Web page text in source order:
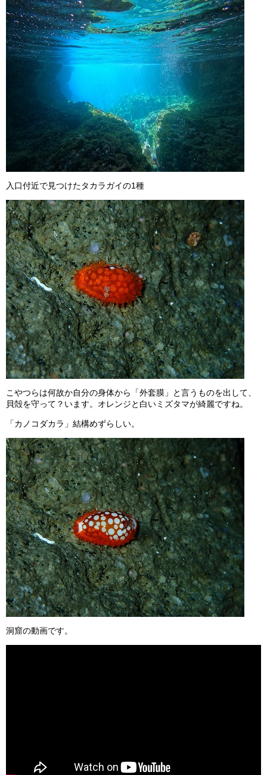
入口付近で見つけたタカラガイの1種
こやつらは何故か自分の身体から「外套膜」と言うものを出して、
貝殻を守って？います。オレンジと白いミズタマが綺麗ですね。
「カノコダカラ」結構めずらしい。
洞窟の動画です。